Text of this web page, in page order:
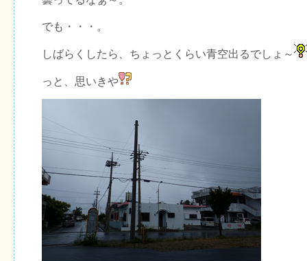
でも・・・。
しばらくしたら、ちょっとくらい青空出るでしょ～
っと、思いきや